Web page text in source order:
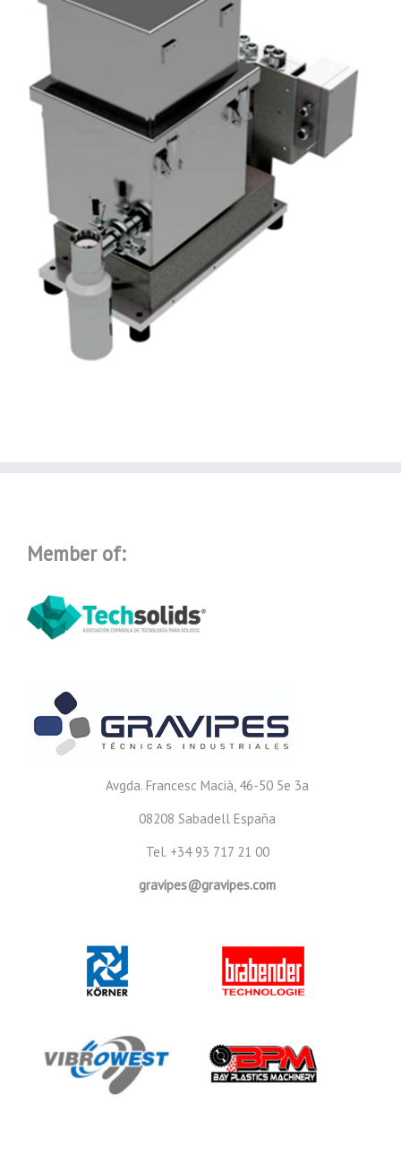
Member of:
Avgda. Francesc Macià, 46-50 5e 3a
08208 Sabadell España
Tel. +34 93 717 21 00
gravipes@gravipes.com